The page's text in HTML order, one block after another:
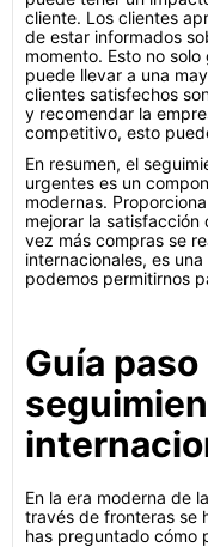
cliente. Los clientes
de estar informados
momento. Esto no
puede llevar a una
clientes satisfechos
y recomendar la
competitivo, esto
En resumen, el
urgentes es un
modernas.
mejorar la satisfacción
vez más compras se
internacionales, es
podemos permitirnos
Guía
En la era moderna de
través de fronteras se
has preguntado cómo